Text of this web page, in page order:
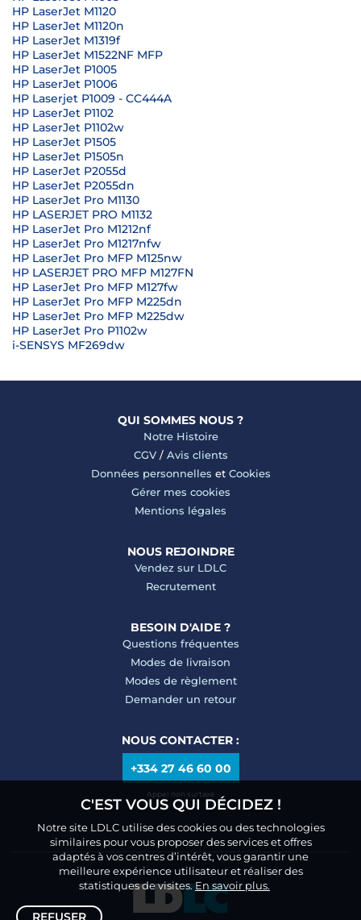
HP LaserJet M1120
HP LaserJet M1120n
HP LaserJet M1319f
HP LaserJet M1522NF MFP
HP LaserJet P1005
HP LaserJet P1006
HP Laserjet P1009 - CC444A
HP LaserJet P1102
HP LaserJet P1102w
HP LaserJet P1505
HP LaserJet P1505n
HP LaserJet P2055d
HP LaserJet P2055dn
HP LaserJet Pro M1130
HP LASERJET PRO M1132
HP LaserJet Pro M1212nf
HP LaserJet Pro M1217nfw
HP LaserJet Pro MFP M125nw
HP LASERJET PRO MFP M127FN
HP LaserJet Pro MFP M127fw
HP LaserJet Pro MFP M225dn
HP LaserJet Pro MFP M225dw
HP LaserJet Pro P1102w
i-SENSYS MF269dw
QUI SOMMES NOUS ?
Notre Histoire
CGV/ Avis clients
Données personnelles et Cookies
Gérer mes cookies
Mentions légales
NOUS REJOINDRE
Vendez sur LDLC
Recrutement
BESOIN D'AIDE ?
Questions fréquentes
Modes de livraison
Modes de règlement
Demander un retour
NOUS CONTACTER :
+334 27 46 60 00
Appel non surtaxé
C'EST VOUS QUI DÉCIDEZ !
Notre site LDLC utilise des cookies ou des technologies
similaires pour vous proposer des services et offres
adaptés à vos centres d’intérêt, vous garantir une
meilleure expérience utilisateur et réaliser des
statistiques de visites.En savoir plus.
REFUSER